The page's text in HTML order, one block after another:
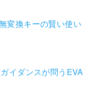
変換キーの賢い使い
イダンスが問うEVA